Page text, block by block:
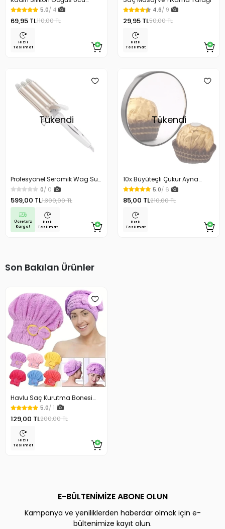
Kapatıcı Pad 2 Adet
5.0/ 4
69,95 TL110,00 TL
Hızlı
Teslimat
4.6/ 9
29,95 TL50,00 TL
Hızlı
Teslimat
Tükendi
Profesyonel Seramik Wag Su
Dalgası Saç Maşası
0/ 0
599,00 TL1.300,00 TL
Ücretsiz
Kargo!
Hızlı
Teslimat
Tükendi
10x Büyüteçli Çukur Ayna
Makyaj Aynası
5.0/ 6
85,00 TL210,00 TL
Hızlı
Teslimat
Son Bakılan Ürünler
Havlu Saç Kurutma Bonesi
Kafa Havlusu Duş Bonesi Islak
Saç Kurulama Bonesi
5.0/ 1
129,00 TL200,00 TL
Hızlı
Teslimat
E-BÜLTENİMİZE ABONE OLUN
Kampanya ve yeniliklerden haberdar olmak için e-
bültenimize kayıt olun.